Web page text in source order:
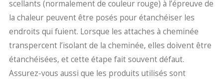
scellants (normalement de couleur rouge) à l’épreuve de
la chaleur peuvent être posés pour étanchéiser les
endroits qui fuient. Lorsque les attaches à cheminée
transpercent l’isolant de la cheminée, elles doivent être
étanchéisées, et cette étape fait souvent défaut.
Assurez-vous aussi que les produits utilisés sont